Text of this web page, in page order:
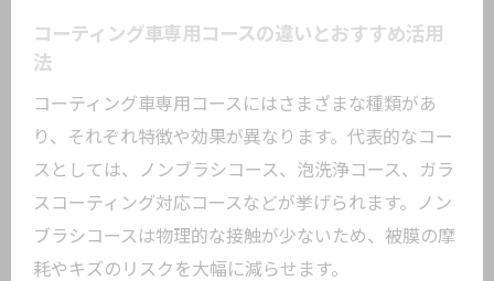
コーティング車専用コースの違いとおすすめ活用
法
コーティング車専用コースにはさまざまな種類があ
り、それぞれ特徴や効果が異なります。代表的なコー
スとしては、ノンブラシコース、泡洗浄コース、ガラ
スコーティング対応コースなどが挙げられます。ノン
ブラシコースは物理的な接触が少ないため、被膜の摩
耗やキズのリスクを大幅に減らせます。